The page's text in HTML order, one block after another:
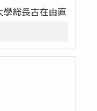
総長古在由直